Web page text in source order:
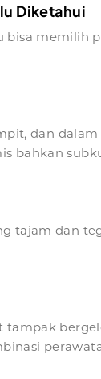
Diketahui
memilih
dan
bahkan
tajam dan